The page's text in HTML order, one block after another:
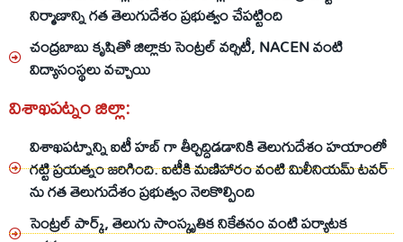
నిర్మాణాన్ని గత తెలుగుదేశం ప్రభుత్వం చేపట్టింది
చంద్రబాబు కృషితో జిల్లాకు సెంట్రల్ వర్సిటీ, NACEN వంటి
విద్యాసంస్థలు వచ్చాయి
విశాఖపట్నం జిల్లా:
విశాఖపట్నాన్ని ఐటీ హబ్ గా తీర్చిద్దిడడానికి తెలుగుదేశం హయాంలో
గట్టి ప్రయత్నం జరిగింది. ఐటీకి మణిహారం వంటి మిలీనియమ్ టవర్
ను గత తెలుగుదేశం ప్రభుత్వం నెలకొల్పింది
సెంట్రల్ పార్క్, తెలుగు సాంస్కృతిక నికేతనం వంటి పర్యాటక